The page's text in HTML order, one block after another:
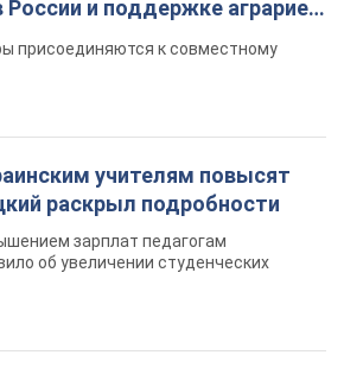
Трамп ответил на
о передаче Украине ракет
отдельных видов боеприпасов